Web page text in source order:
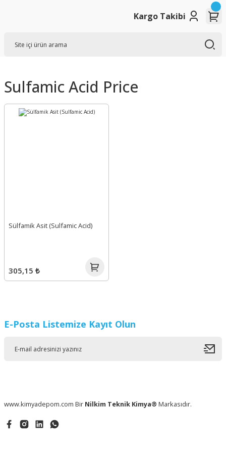
Kargo Takibi
Sulfamic Acid Price
Sülfamik Asit (Sulfamic Acid)
305,15 ₺
E-Posta Listemize Kayıt Olun
www.kimyadepom.com Bir Nilkim Teknik Kimya® Markasıdır.